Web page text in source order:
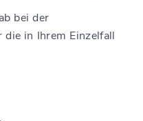
bei der
die in Ihrem Einzelfall